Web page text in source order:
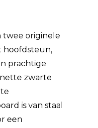
twee originele
hoofdsteun,
prachtige
zwarte
is van staal
een